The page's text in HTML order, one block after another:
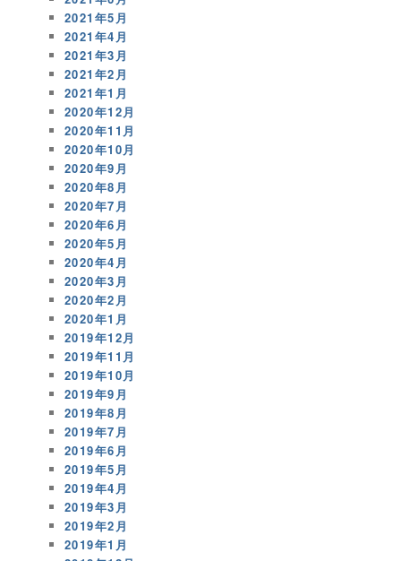
2021年5月
2021年4月
2021年3月
2021年2月
2021年1月
2020年12月
2020年11月
2020年10月
2020年9月
2020年8月
2020年7月
2020年6月
2020年5月
2020年4月
2020年3月
2020年2月
2020年1月
2019年12月
2019年11月
2019年10月
2019年9月
2019年8月
2019年7月
2019年6月
2019年5月
2019年4月
2019年3月
2019年2月
2019年1月